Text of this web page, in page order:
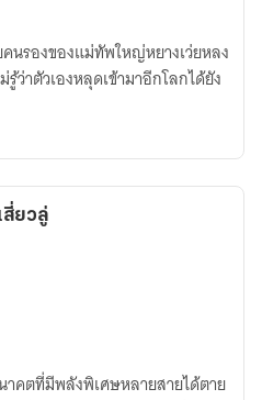
นรองของแม่ทัพใหญ่หยางเว่ยหลง
ว่าตัวเองหลุดเข้ามาอีกโลกได้ยัง
สี่ยวลู่
าคตที่มีพลังพิเศษหลายสายได้ตาย